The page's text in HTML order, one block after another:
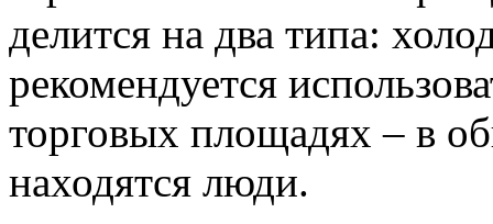
делится на два типа:
рекомендуется
торговых площадях – в
находятся люди.